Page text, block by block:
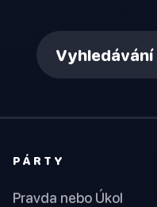
Vyhledávání
PÁRTY
Pravda nebo Úkol